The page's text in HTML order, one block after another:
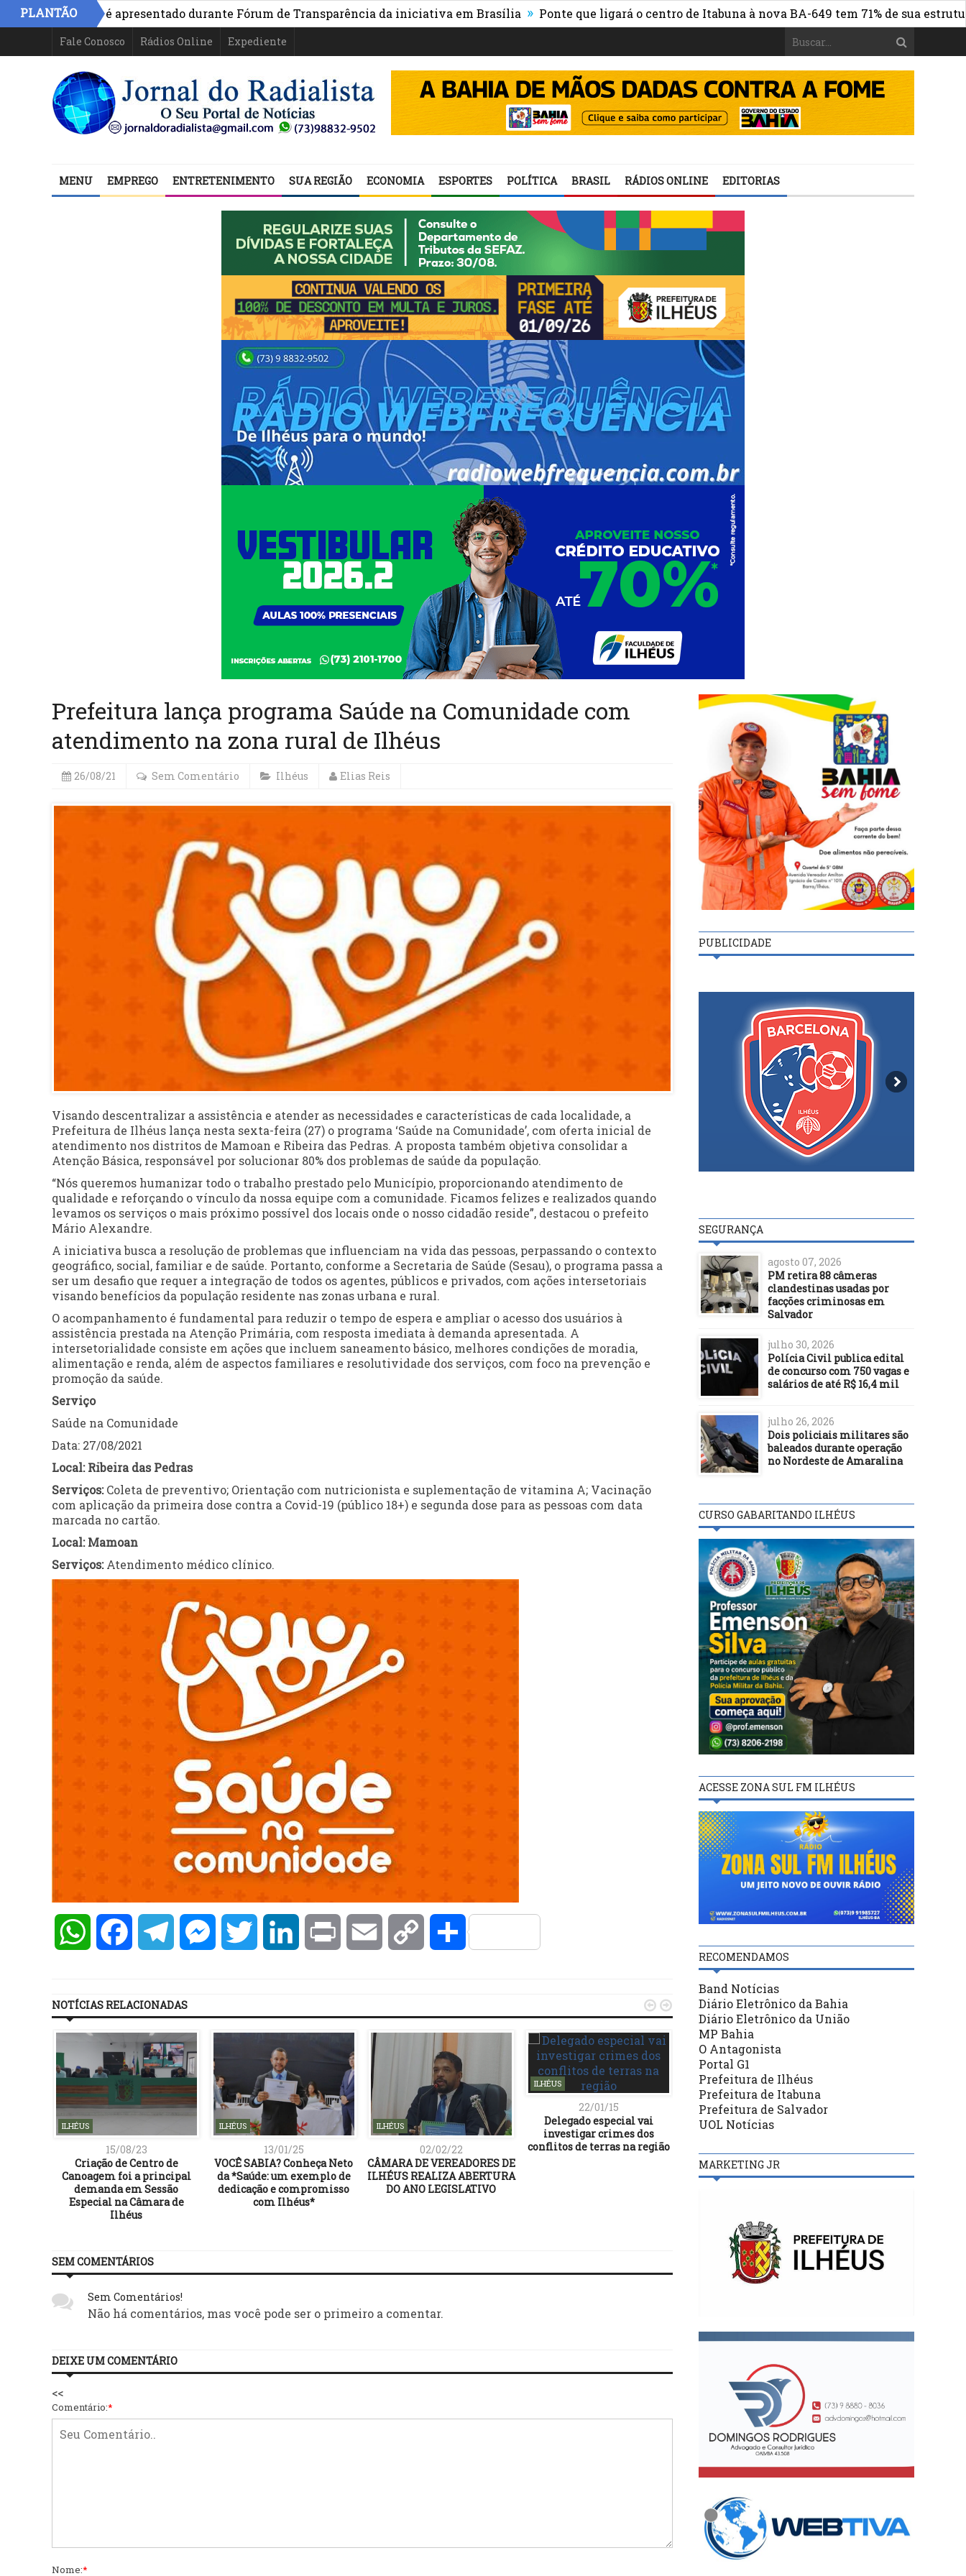
PLANTÃO
Bahia é apresentado durante Fórum de Transparência da iniciativa em Brasília » Ponte que ligará o centro de Itabuna à nova BA-649 tem 71% de sua estrutura de
Fale Conosco Rádios Online Expediente
MENU EMPREGO ENTRETENIMENTO SUA REGIÃO ECONOMIA ESPORTES POLÍTICA BRASIL RÁDIOS ONLINE EDITORIAS
Prefeitura lança programa Saúde na Comunidade com
atendimento na zona rural de Ilhéus
26/08/21 Sem Comentário Ilhéus Elias Reis
Visando descentralizar a assistência e atender as necessidades e características de cada localidade, a
Prefeitura de Ilhéus lança nesta sexta-feira (27) o programa ‘Saúde na Comunidade’, com oferta inicial de
atendimento nos distritos de Mamoan e Ribeira das Pedras. A proposta também objetiva consolidar a
Atenção Básica, responsável por solucionar 80% dos problemas de saúde da população.
“Nós queremos humanizar todo o trabalho prestado pelo Município, proporcionando atendimento de
qualidade e reforçando o vínculo da nossa equipe com a comunidade. Ficamos felizes e realizados quando
levamos os serviços o mais próximo possível dos locais onde o nosso cidadão reside”, destacou o prefeito
Mário Alexandre.
A iniciativa busca a resolução de problemas que influenciam na vida das pessoas, perpassando o contexto
geográfico, social, familiar e de saúde. Portanto, conforme a Secretaria de Saúde (Sesau), o programa passa a
ser um desafio que requer a integração de todos os agentes, públicos e privados, com ações intersetoriais
visando benefícios da população residente nas zonas urbana e rural.
O acompanhamento é fundamental para reduzir o tempo de espera e ampliar o acesso dos usuários à
assistência prestada na Atenção Primária, com resposta imediata à demanda apresentada. A
intersetorialidade consiste em ações que incluem saneamento básico, melhores condições de moradia,
alimentação e renda, além de aspectos familiares e resolutividade dos serviços, com foco na prevenção e
promoção da saúde.
Serviço
Saúde na Comunidade
Data: 27/08/2021
Local: Ribeira das Pedras
Serviços:Coleta de preventivo; Orientação com nutricionista e suplementação de vitamina A; Vacinação
com aplicação da primeira dose contra a Covid-19 (público 18+) e segunda dose para as pessoas com data
marcada no cartão.
Local: Mamoan
Serviços:Atendimento médico clínico.
WhatsAppFacebookTelegramMessengerTwitter LinkedInPrint Email Copy Compartilhar
NOTÍCIAS RELACIONADAS
ILHÉUS
15/08/23
Criação de Centro de
Canoagem foi a principal
demanda em Sessão
Especial na Câmara de
Ilhéus
ILHÉUS
13/01/25
VOCÊ SABIA? Conheça Neto
da *Saúde: um exemplo de
dedicação e compromisso
com Ilhéus*
ILHÉUS
02/02/22
CÂMARA DE VEREADORES DE
ILHÉUS REALIZA ABERTURA
DO ANO LEGISLATIVO
ILHÉUS
22/01/15
Delegado especial vai
investigar crimes dos
conflitos de terras na região
ILHÉUS
De volta às atividades
esportivas, Clube de Regatas
suspensa por falta do
 
SEM COMENTÁRIOS
Sem Comentários!
Não há comentários, mas você pode ser o primeiro a comentar.
DEIXE UM COMENTÁRIO
<<
Comentário:*
Nome:*
PUBLICIDADE
SEGURANÇA
agosto 07, 2026
PM retira 88 câmeras
clandestinas usadas por
facções criminosas em
Salvador
julho 30, 2026
Polícia Civil publica edital
de concurso com 750 vagas e
salários de até R$ 16,4 mil
julho 26, 2026
Dois policiais militares são
baleados durante operação
no Nordeste de Amaralina
CURSO GABARITANDO ILHÉUS
ACESSE ZONA SUL FM ILHÉUS
RECOMENDAMOS
Band Notícias
Diário Eletrônico da Bahia
Diário Eletrônico da União
MP Bahia
O Antagonista
Portal G1
Prefeitura de Ilhéus
Prefeitura de Itabuna
Prefeitura de Salvador
UOL Notícias
MARKETING JR